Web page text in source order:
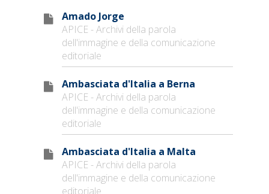
Amado Jorge
APICE - Archivi della parola
dell'immagine e della comunicazione
editoriale
Ambasciata d'Italia a Berna
APICE - Archivi della parola
dell'immagine e della comunicazione
editoriale
Ambasciata d'Italia a Malta
APICE - Archivi della parola
dell'immagine e della comunicazione
editoriale